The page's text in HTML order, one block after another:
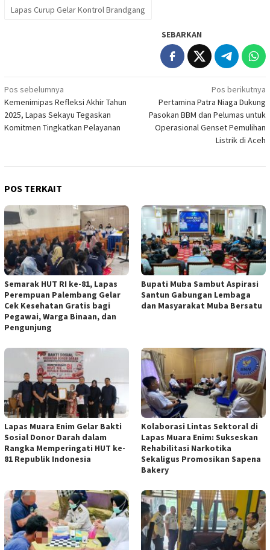
Lapas Curup Gelar Kontrol Brandgang
SEBARKAN
Navigasi
pos
Pos sebelumnya
Kemenimipas Refleksi Akhir Tahun
2025, Lapas Sekayu Tegaskan
Komitmen Tingkatkan Pelayanan
Pos berikutnya
Pertamina Patra Niaga Dukung
Pasokan BBM dan Pelumas untuk
Operasional Genset Pemulihan
Listrik di Aceh
POS TERKAIT
Semarak HUT RI ke-81, Lapas
Perempuan Palembang Gelar
Cek Kesehatan Gratis bagi
Pegawai, Warga Binaan, dan
Pengunjung
Bupati Muba Sambut Aspirasi
Santun Gabungan Lembaga
dan Masyarakat Muba Bersatu
Lapas Muara Enim Gelar Bakti
Sosial Donor Darah dalam
Rangka Memperingati HUT ke-
81 Republik Indonesia
Kolaborasi Lintas Sektoral di
Lapas Muara Enim: Sukseskan
Rehabilitasi Narkotika
Sekaligus Promosikan Sapena
Bakery